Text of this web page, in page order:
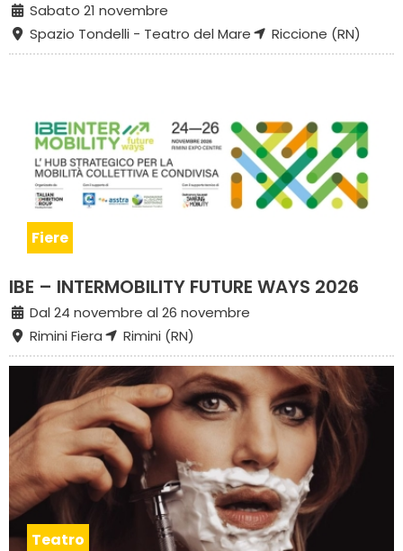
Sabato 21 novembre
Spazio Tondelli - Teatro del Mare
Riccione (RN)
Fiere
IBE – INTERMOBILITY FUTURE WAYS 2026
Dal 24 novembre al 26 novembre
Rimini Fiera
Rimini (RN)
Teatro